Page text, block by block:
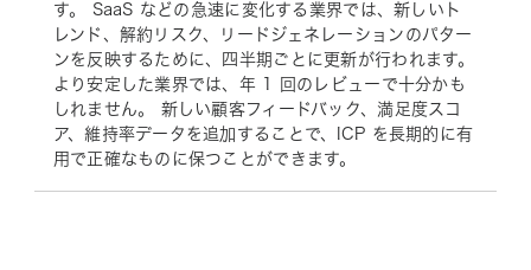
す。 SaaS などの急速に変化する業界では、新しいト
レンド、解約リスク、リードジェネレーションのパター
ンを反映するために、四半期ごとに更新が行われます。
より安定した業界では、年 1 回のレビューで十分かも
しれません。 新しい顧客フィードバック、満足度スコ
ア、維持率データを追加することで、ICP を長期的に有
用で正確なものに保つことができます。